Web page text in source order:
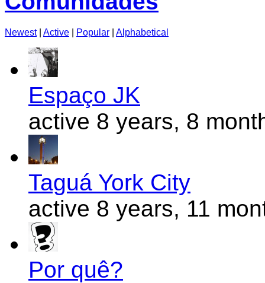
Newest Active Popular Alphabetical
Espaço JK
active 8 years, 8
Taguá York City
active 8 years, 11
Por quê?